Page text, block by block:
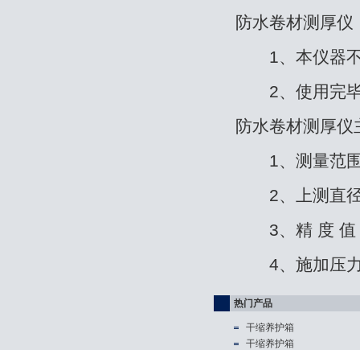
防水卷材测厚仪
1、本仪器不
2、使用完毕
防水卷材测厚
1、测量范
2、上测直径
3、精 度 值
4、施加压力
热门产品
干缩养护箱
干缩养护箱